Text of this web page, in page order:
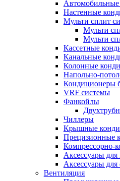
Настенные
Мульти сплит
Мульти
Мульти
Кассетные
Канальные
Колонные
Напольно-
Кондиционеры
VRF системы
Фанкойлы
Чиллеры
Крышные
Прецизионные
Компрессорно-
Аксессуары
Аксессуары для
Вентиляция